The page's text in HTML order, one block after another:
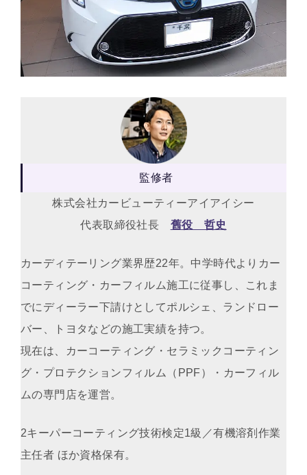
監修者
株式会社カービューティーアイアイシー
代表取締役社長 舊役 哲史
カーディテーリング業界歴22年。中学時代よりカー
コーティング・カーフィルム施工に従事し、これま
でにディーラー下請けとしてポルシェ、ランドロー
バー、トヨタなどの施工実績を持つ。
現在は、カーコーティング・セラミックコーティン
グ・プロテクションフィルム（PPF）・カーフィル
ムの専門店を運営。
2キーパーコーティング技術検定1級／有機溶剤作業
主任者 ほか資格保有。